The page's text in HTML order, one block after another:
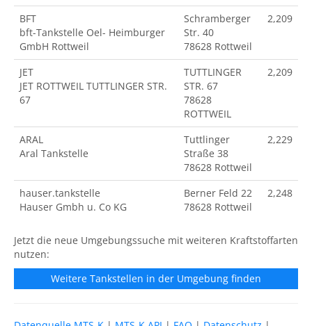
BFT
bft-Tankstelle Oel- Heimburger
GmbH Rottweil
Schramberger
Str. 40
78628 Rottweil
2,209
JET
JET ROTTWEIL TUTTLINGER STR.
67
TUTTLINGER
STR. 67
78628
ROTTWEIL
2,209
ARAL
Aral Tankstelle
Tuttlinger
Straße 38
78628 Rottweil
2,229
hauser.tankstelle
Hauser Gmbh u. Co KG
Berner Feld 22
78628 Rottweil
2,248
Jetzt die neue Umgebungssuche mit weiteren Kraftstoffarten
nutzen:
Weitere Tankstellen in der Umgebung finden